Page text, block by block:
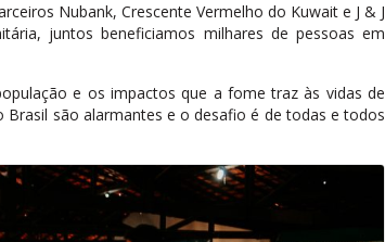
Nubank, Crescente Vermelho do Kuwait e J & J
juntos beneficiamos milhares de pessoas em
e os impactos que a fome traz às vidas de
são alarmantes e o desafio é de todas e todos